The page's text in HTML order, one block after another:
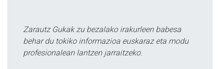
Zarautz Gukak zu bezalako irakurleen babesa
behar du tokiko informazioa euskaraz eta modu
profesionalean lantzen jarraitzeko.